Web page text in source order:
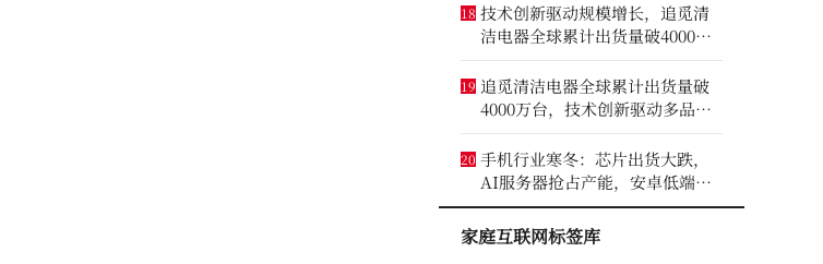
18 技术创新驱动规模增长，追觅清
洁电器全球累计出货量破4000万
台
19 追觅清洁电器全球累计出货量破
4000万台，技术创新驱动多品类
增长
20 手机行业寒冬：芯片出货大跌，
AI服务器抢占产能，安卓低端压
力最大
家庭互联网标签库